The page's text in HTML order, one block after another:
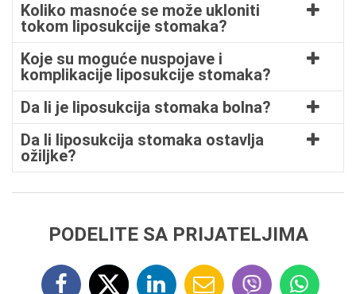
Koliko masnoće se može ukloniti
tokom liposukcije stomaka?
Koje su moguće nuspojave i
komplikacije liposukcije stomaka?
Da li je liposukcija stomaka bolna?
Da li liposukcija stomaka ostavlja
ožiljke?
PODELITE SA PRIJATELJIMA